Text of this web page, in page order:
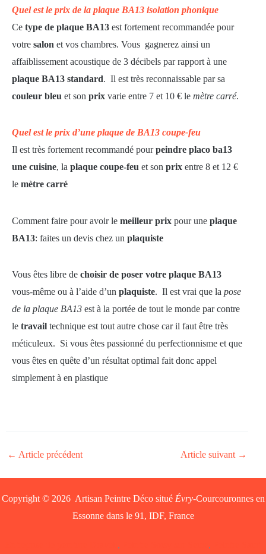
Quel est le prix de la plaque BA13 isolation phonique
Ce type de plaque BA13 est fortement recommandée pour
votre salon et vos chambres. Vous gagnerez ainsi un
affaiblissement acoustique de 3 décibels par rapport à une
plaque BA13 standard. Il est très reconnaissable par sa
couleur bleu et son prix varie entre 7 et 10 € le mètre carré.
Quel est le prix d’une plaque de BA13 coupe-feu
Il est très fortement recommandé pourpeindre placo ba13
une cuisine, la plaque coupe-feu et son prix entre 8 et 12 €
le mètre carré
Comment faire pour avoir le meilleur prix pour une plaque
BA13: faites un devis chez un plaquiste
Vous êtes libre de choisir de poser votre plaque BA13
vous-même ou à l’aide d’un plaquiste. Il est vrai que la pose
de la plaque BA13 est à la portée de tout le monde par contre
le travail technique est tout autre chose car il faut être très
méticuleux. Si vous êtes passionné du perfectionnisme et que
vous êtes en quête d’un résultat optimal fait donc appel
simplement à en plastique
← Article précédent Article suivant →
Copyright © 2026 Artisan Peintre Déco situé Évry-Courcouronnes en
Essonne dans le 91, IDF, France
, ,